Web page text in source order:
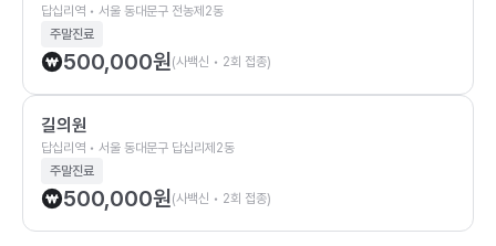
답십리역 • 서울 동대문구 전농제2동
주말진료
500,000원(사백신 • 2회 접종)
길의원
답십리역 • 서울 동대문구 답십리제2동
주말진료
500,000원(사백신 • 2회 접종)